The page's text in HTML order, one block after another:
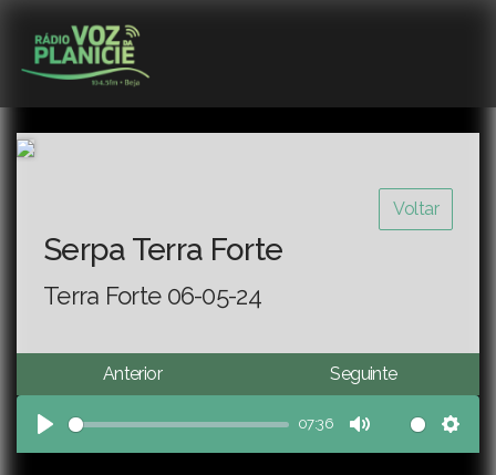
Voltar
Serpa Terra Forte
Terra Forte 06-05-24
Anterior Seguinte
Play
07:36
Mute